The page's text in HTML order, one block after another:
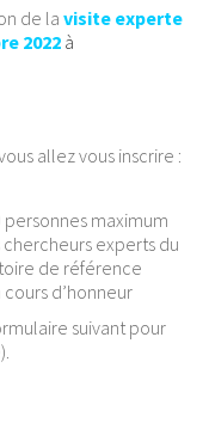
de la visite experte
2022 à
allez vous inscrire :
maximum
experts du
de référence
d’honneur
suivant pour